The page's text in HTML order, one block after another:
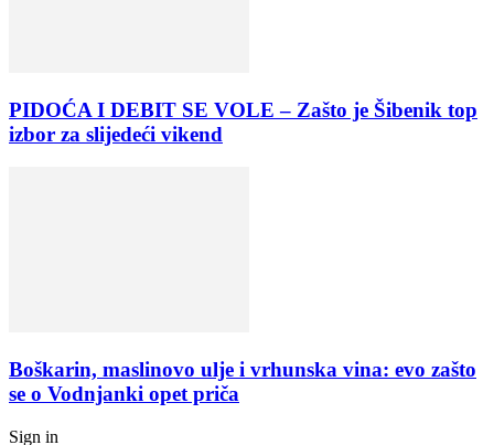
PIDOĆA I DEBIT SE VOLE – Zašto je Šibenik top
izbor za slijedeći vikend
Boškarin, maslinovo ulje i vrhunska vina: evo zašto
se o Vodnjanki opet priča
Sign in